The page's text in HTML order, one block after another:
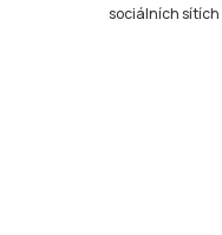
sociálních sítích